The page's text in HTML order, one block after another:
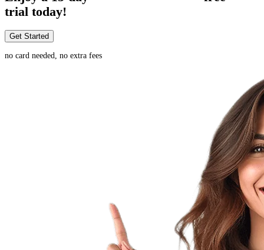
trial today!
Get Started
no card needed, no extra fees